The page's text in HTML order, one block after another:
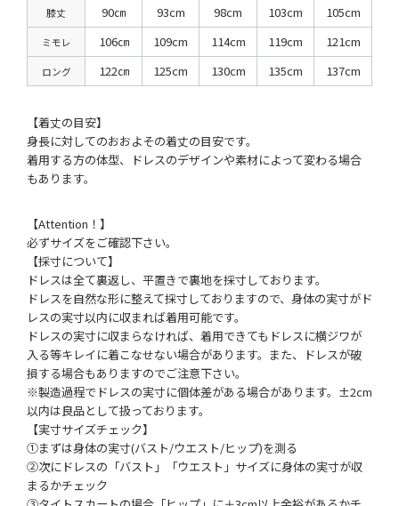
膝丈
90㎝ 93cm 98cm 103cm 105cm
ミモレ 106㎝ 109cm 114cm 119cm 121cm
ロング 122㎝ 125cm 130cm 135cm 137cm
【着丈の目安】
身長に対してのおおよその着丈の目安です。
着用する方の体型、ドレスのデザインや素材によって変わる場合
もあります。
【Attention！】
必ずサイズをご確認下さい。
【採寸について】
ドレスは全て裏返し、平置きで裏地を採寸しております。
ドレスを自然な形に整えて採寸しておりますので、身体の実寸がド
レスの実寸以内に収まれば着用可能です。
ドレスの実寸に収まらなければ、着用できてもドレスに横ジワが
入る等キレイに着こなせない場合があります。また、ドレスが破
損する場合もありますのでご注意下さい。
※製造過程でドレスの実寸に個体差がある場合があります。±2cm
以内は良品として扱っております。
【実寸サイズチェック】
①まずは身体の実寸(バスト/ウエスト/ヒップ)を測る
②次にドレスの「バスト」「ウエスト」サイズに身体の実寸が収
まるかチェック